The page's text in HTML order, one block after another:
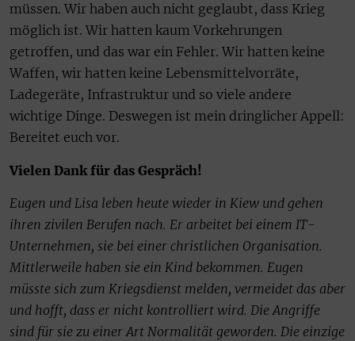
müssen. Wir haben auch nicht geglaubt, dass Krieg
möglich ist. Wir hatten kaum Vorkehrungen
getroffen, und das war ein Fehler. Wir hatten keine
Waffen, wir hatten keine Lebensmittelvorräte,
Ladegeräte, Infrastruktur und so viele andere
wichtige Dinge. Deswegen ist mein dringlicher Appell:
Bereitet euch vor.
Vielen Dank für das Gespräch!
Eugen und Lisa leben heute wieder in Kiew und gehen
ihren zivilen Berufen nach. Er arbeitet bei einem IT-
Unternehmen, sie bei einer christlichen Organisation.
Mittlerweile haben sie ein Kind bekommen. Eugen
müsste sich zum Kriegsdienst melden, vermeidet das aber
und hofft, dass er nicht kontrolliert wird. Die Angriffe
sind für sie zu einer Art Normalität geworden. Die einzige